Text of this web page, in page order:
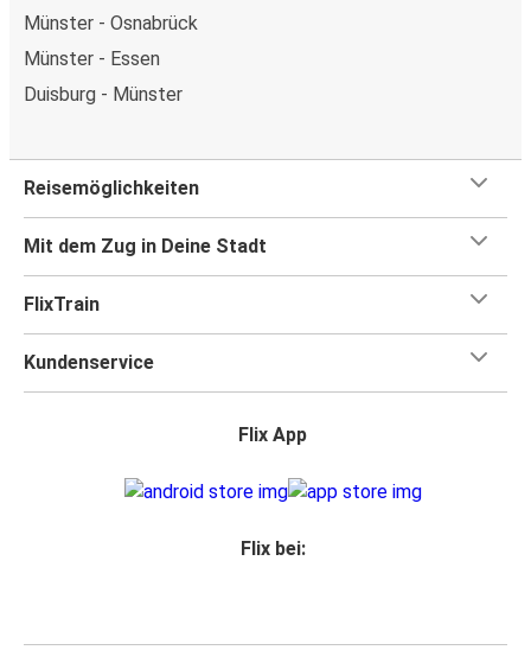
Münster - Osnabrück
Münster - Essen
Duisburg - Münster
Reisemöglichkeiten
Mit dem Zug in Deine Stadt
FlixTrain
Kundenservice
Flix App
Flix bei: